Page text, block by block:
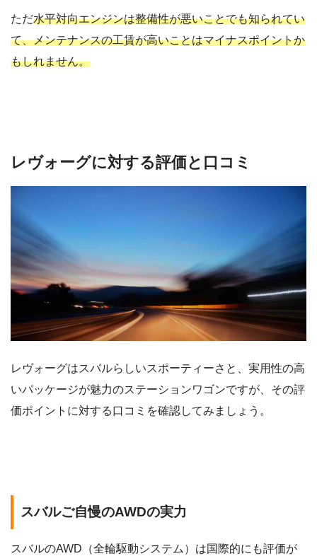
ただ水平対向エンジンは整備性が悪いことでも知られてい
て、メンテナンスの工賃が高いことはマイナスポイントか
もしれません。
レヴォーグに対する評価と口コミ
レヴォーグはスバルらしいスポーティーさと、実用性の高
いパッケージが魅力のステーションワゴンですが、その評
価ポイントに対する口コミを確認してみましょう。
スバルご自慢のAWDの実力
スバルのAWD（全輪駆動システム）は国際的にも評価が